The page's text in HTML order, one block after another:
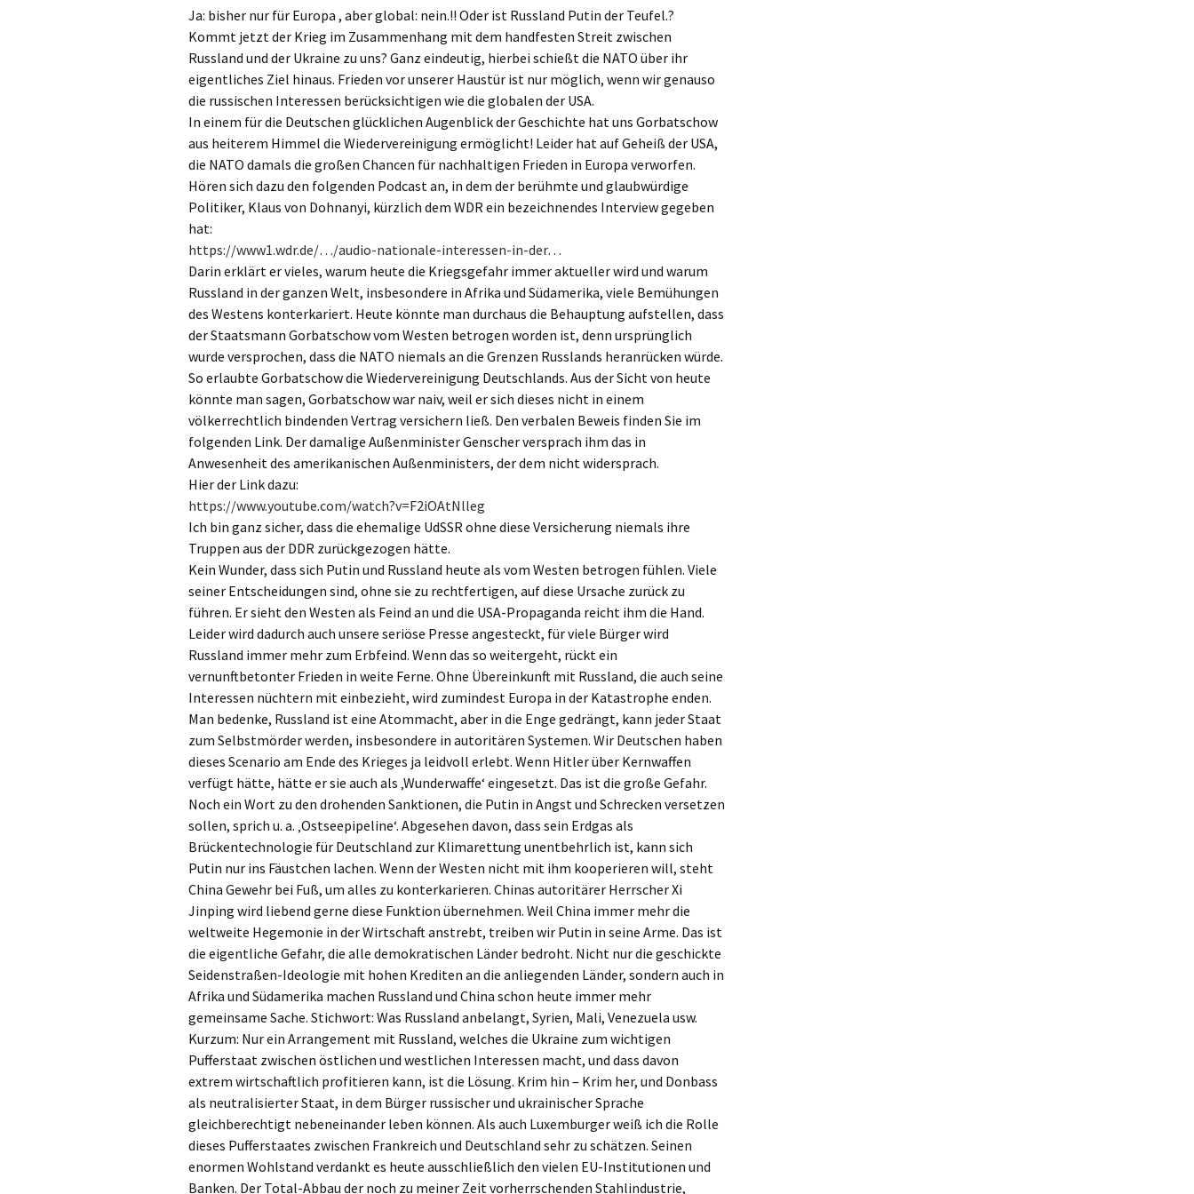
TechnikTipps
Ja: bisher nur für Europa , aber global: nein.!! Oder ist Russland Putin der Teufel.?
Kommt jetzt der Krieg im Zusammenhang mit dem handfesten Streit zwischen
Russland und der Ukraine zu uns? Ganz eindeutig, hierbei schießt die NATO über ihr
eigentliches Ziel hinaus. Frieden vor unserer Haustür ist nur möglich, wenn wir genauso
die russischen Interessen berücksichtigen wie die globalen der USA.
In einem für die Deutschen glücklichen Augenblick der Geschichte hat uns Gorbatschow
aus heiterem Himmel die Wiedervereinigung ermöglicht! Leider hat auf Geheiß der USA,
die NATO damals die großen Chancen für nachhaltigen Frieden in Europa verworfen.
Hören sich dazu den folgenden Podcast an, in dem der berühmte und glaubwürdige
Politiker, Klaus von Dohnanyi, kürzlich dem WDR ein bezeichnendes Interview gegeben
hat:
https://www1.wdr.de/…/audio-nationale-interessen-in-der…
Darin erklärt er vieles, warum heute die Kriegsgefahr immer aktueller wird und warum
Russland in der ganzen Welt, insbesondere in Afrika und Südamerika, viele Bemühungen
des Westens konterkariert. Heute könnte man durchaus die Behauptung aufstellen, dass
der Staatsmann Gorbatschow vom Westen betrogen worden ist, denn ursprünglich
wurde versprochen, dass die NATO niemals an die Grenzen Russlands heranrücken würde.
So erlaubte Gorbatschow die Wiedervereinigung Deutschlands. Aus der Sicht von heute
könnte man sagen, Gorbatschow war naiv, weil er sich dieses nicht in einem
völkerrechtlich bindenden Vertrag versichern ließ. Den verbalen Beweis finden Sie im
folgenden Link. Der damalige Außenminister Genscher versprach ihm das in
Anwesenheit des amerikanischen Außenministers, der dem nicht widersprach.
Hier der Link dazu:
https://www.youtube.com/watch?v=F2iOAtNlleg
Ich bin ganz sicher, dass die ehemalige UdSSR ohne diese Versicherung niemals ihre
Truppen aus der DDR zurückgezogen hätte.
Kein Wunder, dass sich Putin und Russland heute als vom Westen betrogen fühlen. Viele
seiner Entscheidungen sind, ohne sie zu rechtfertigen, auf diese Ursache zurück zu
führen. Er sieht den Westen als Feind an und die USA-Propaganda reicht ihm die Hand.
Leider wird dadurch auch unsere seriöse Presse angesteckt, für viele Bürger wird
Russland immer mehr zum Erbfeind. Wenn das so weitergeht, rückt ein
vernunftbetonter Frieden in weite Ferne. Ohne Übereinkunft mit Russland, die auch seine
Interessen nüchtern mit einbezieht, wird zumindest Europa in der Katastrophe enden.
Man bedenke, Russland ist eine Atommacht, aber in die Enge gedrängt, kann jeder Staat
zum Selbstmörder werden, insbesondere in autoritären Systemen. Wir Deutschen haben
dieses Scenario am Ende des Krieges ja leidvoll erlebt. Wenn Hitler über Kernwaffen
verfügt hätte, hätte er sie auch als ‚Wunderwaffe‘ eingesetzt. Das ist die große Gefahr.
Noch ein Wort zu den drohenden Sanktionen, die Putin in Angst und Schrecken versetzen
sollen, sprich u. a. ‚Ostseepipeline‘. Abgesehen davon, dass sein Erdgas als
Brückentechnologie für Deutschland zur Klimarettung unentbehrlich ist, kann sich
Putin nur ins Fäustchen lachen. Wenn der Westen nicht mit ihm kooperieren will, steht
China Gewehr bei Fuß, um alles zu konterkarieren. Chinas autoritärer Herrscher Xi
Jinping wird liebend gerne diese Funktion übernehmen. Weil China immer mehr die
weltweite Hegemonie in der Wirtschaft anstrebt, treiben wir Putin in seine Arme. Das ist
die eigentliche Gefahr, die alle demokratischen Länder bedroht. Nicht nur die geschickte
Seidenstraßen-Ideologie mit hohen Krediten an die anliegenden Länder, sondern auch in
Afrika und Südamerika machen Russland und China schon heute immer mehr
gemeinsame Sache. Stichwort: Was Russland anbelangt, Syrien, Mali, Venezuela usw.
Kurzum: Nur ein Arrangement mit Russland, welches die Ukraine zum wichtigen
Pufferstaat zwischen östlichen und westlichen Interessen macht, und dass davon
extrem wirtschaftlich profitieren kann, ist die Lösung. Krim hin – Krim her, und Donbass
als neutralisierter Staat, in dem Bürger russischer und ukrainischer Sprache
gleichberechtigt nebeneinander leben können. Als auch Luxemburger weiß ich die Rolle
dieses Pufferstaates zwischen Frankreich und Deutschland sehr zu schätzen. Seinen
enormen Wohlstand verdankt es heute ausschließlich den vielen EU-Institutionen und
Banken. Der Total-Abbau der noch zu meiner Zeit vorherrschenden Stahlindustrie,